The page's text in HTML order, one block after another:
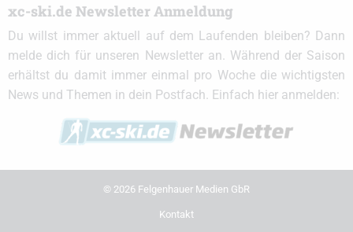
xc-ski.de Newsletter Anmeldung
Du willst immer aktuell auf dem Laufenden bleiben? Dann
melde dich für unseren Newsletter an. Während der Saison
erhältst du damit immer einmal pro Woche die wichtigsten
News und Themen in dein Postfach. Einfach hier anmelden:
© 2026 Felgenhauer Medien GbR
Kontakt